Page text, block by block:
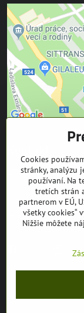
SITTRANS s.r.o.
Trate Mládeže 1
969 01 Banská
tel: +421 905 608
mail:
Predvoľby
Cookies
stránky, analýzu
používaní. Na
tretích strán
partnerom v EÚ,
všetky cookies“
Nižšie môžete